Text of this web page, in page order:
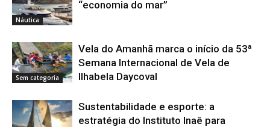
Náutica
“economia do mar”
Sem categoria
Vela do Amanhã marca o início da 53ª
Semana Internacional de Vela de
Ilhabela Daycoval
Sustentabilidade e esporte: a
estratégia do Instituto Inaê para